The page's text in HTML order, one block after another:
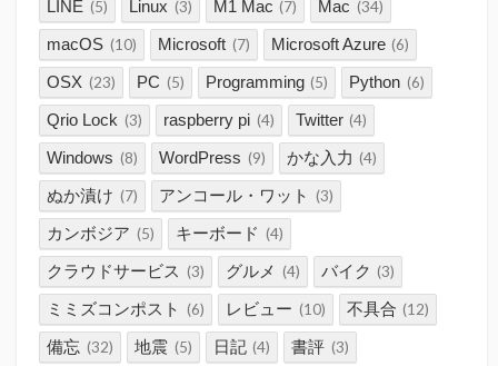
LINE (5) Linux (3) M1 Mac (7) Mac (34)
macOS (10) Microsoft (7) Microsoft Azure (6)
OSX (23) PC (5) Programming (5) Python (6)
Qrio Lock (3) raspberry pi (4) Twitter (4)
Windows (8) WordPress (9) かな入力 (4)
ぬか漬け (7) アンコール・ワット (3)
カンボジア (5) キーボード (4)
クラウドサービス (3) グルメ (4) バイク (3)
ミミズコンポスト (6) レビュー (10) 不具合 (12)
備忘 (32) 地震 (5) 日記 (4) 書評 (3)